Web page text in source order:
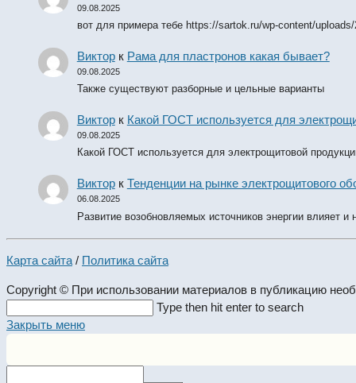
09.08.2025
вот для примера тебе https://sartok.ru/wp-content/
Викторк Рама для пластронов какая бывает?
09.08.2025
Также существуют разборные и цельные варианты
Викторк Какой ГОСТ используется для
09.08.2025
Какой ГОСТ используется для электрощитовой
Викторк Тенденции на рынке электрощитового
06.08.2025
Развитие возобновляемых источников энергии влияет
Карта сайта / Политика сайта
Copyright © При использовании материалов в публикацию
this
Type then hit enter to search
Закрыть меню